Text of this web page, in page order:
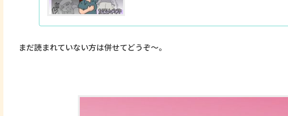
まだ読まれていない方は併せてどうぞ～。